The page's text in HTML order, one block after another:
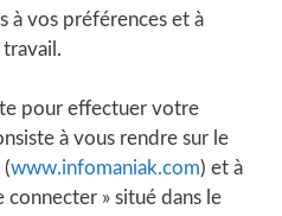
à vos préférences et à
pour effectuer votre
à vous rendre sur le
(www.infomaniak.com) et à
connecter » situé dans le